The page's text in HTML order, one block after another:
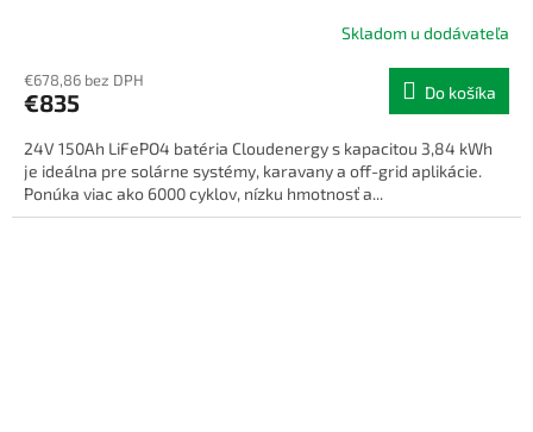
A
R
M
Skladom u dodávateľa
€678,86 bez DPH
€835 Do košíka
24V 150Ah LiFePO4 batéria Cloudenergy s kapacitou 3,84 kWh
je ideálna pre solárne systémy, karavany a off-grid aplikácie.
Ponúka viac ako 6000 cyklov, nízku hmotnosť a...